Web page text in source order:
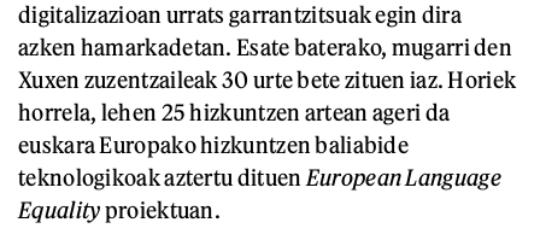
digitalizazioan urrats garrantzitsuak egin dira
azken hamarkadetan. Esate baterako, mugarri den
Xuxen zuzentzaileak 30 urte bete zituen iaz. Horiek
horrela, lehen 25 hizkuntzen artean ageri da
euskara Europako hizkuntzen baliabide
teknologikoak aztertu dituen European Language
Equalityproiektuan.